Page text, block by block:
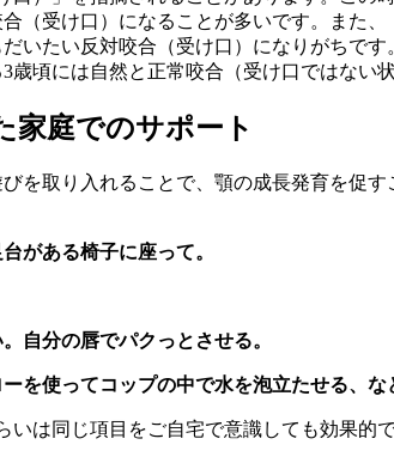
（受け口）になることが多いです。また
いたい反対咬合（受け口）になりがちで
頃には自然と正常咬合（受け口ではない
家庭でのサポート
を取り入れることで、顎の成長発育を促
がある椅子に座って。
自分の唇でパクっとさせる。
を使ってコップの中で水を泡立たせる、な
は同じ項目をご自宅で意識しても効果的で